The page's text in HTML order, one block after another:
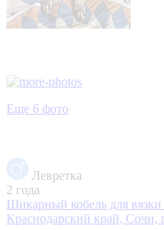
Еще 6 фото
Левретка
2 года
Шикарный кобель для
Краснодарский край, Сочи,